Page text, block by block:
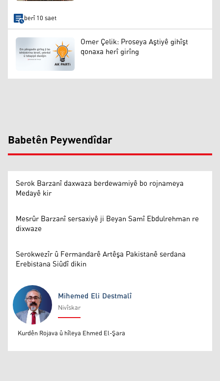
berî 10 saet
Omer Çelik: Proseya Aştiyê gihîşt
qonaxa herî girîng
Babetên Peywendîdar
Serok Barzanî daxwaza berdewamiyê bo rojnameya
Medayê kir
Mesrûr Barzanî sersaxiyê ji Beyan Samî Ebdulrehman re
dixwaze
Serokwezîr û Fermandarê Artêşa Pakistanê serdana
Erebistana Siûdî dikin
Mihemed Eli Destmalî
Mihemed Eli Destmalî
Nivîskar
Kurdên Rojava û hîleya Ehmed El-Şara